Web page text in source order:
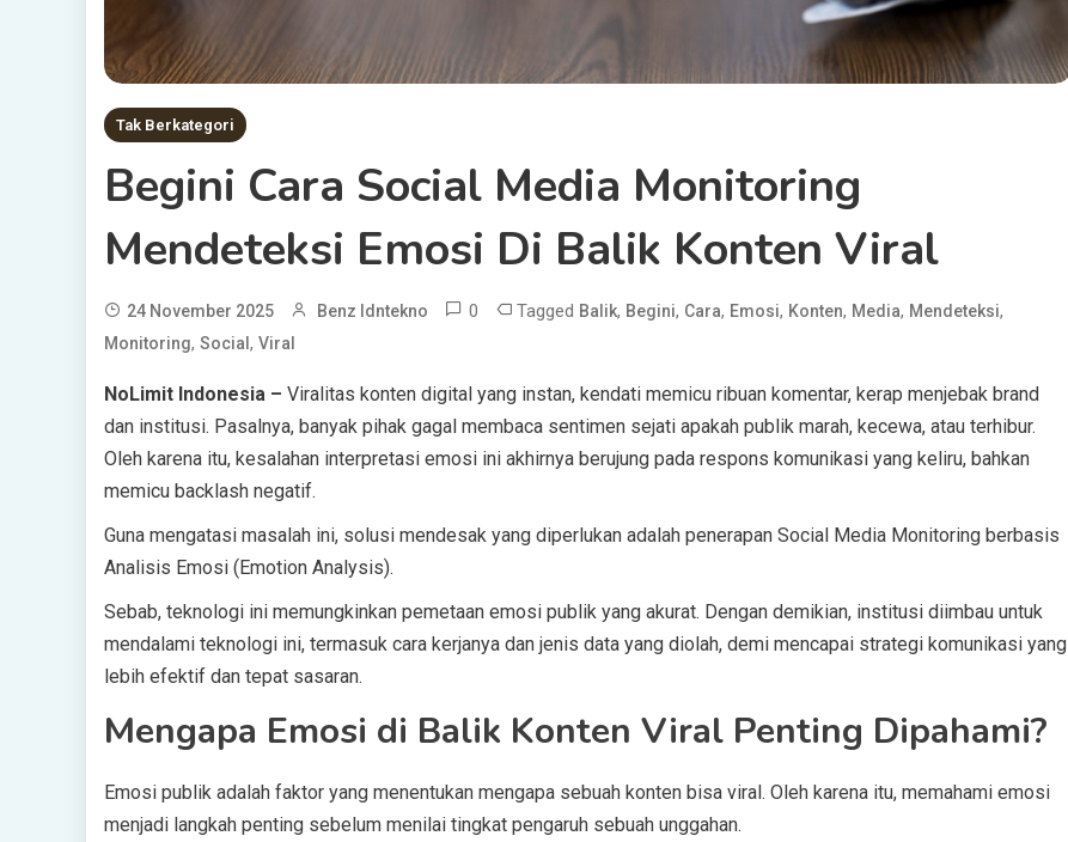
Tak Berkategori
Begini Cara Social Media Monitoring
Mendeteksi Emosi Di Balik Konten Viral
24 November 2025 Benz Idntekno 0 Tagged Balik, Begini, Cara, Emosi, Konten, Media, Mendeteksi,
Monitoring, Social , Viral
NoLimit Indonesia – Viralitas konten digital yang instan, kendati memicu ribuan komentar, kerap menjebak brand
dan institusi. Pasalnya, banyak pihak gagal membaca sentimen sejati apakah publik marah, kecewa, atau terhibur.
Oleh karena itu, kesalahan interpretasi emosi ini akhirnya berujung pada respons komunikasi yang keliru, bahkan
memicu backlash negatif.
Guna mengatasi masalah ini, solusi mendesak yang diperlukan adalah penerapan Social Media Monitoring berbasis
Analisis Emosi (Emotion Analysis).
Sebab, teknologi ini memungkinkan pemetaan emosi publik yang akurat. Dengan demikian, institusi diimbau untuk
mendalami teknologi ini, termasuk cara kerjanya dan jenis data yang diolah, demi mencapai strategi komunikasi yang
lebih efektif dan tepat sasaran.
Mengapa Emosi di Balik Konten Viral Penting Dipahami?
Emosi publik adalah faktor yang menentukan mengapa sebuah konten bisa viral. Oleh karena itu, memahami emosi
menjadi langkah penting sebelum menilai tingkat pengaruh sebuah unggahan.